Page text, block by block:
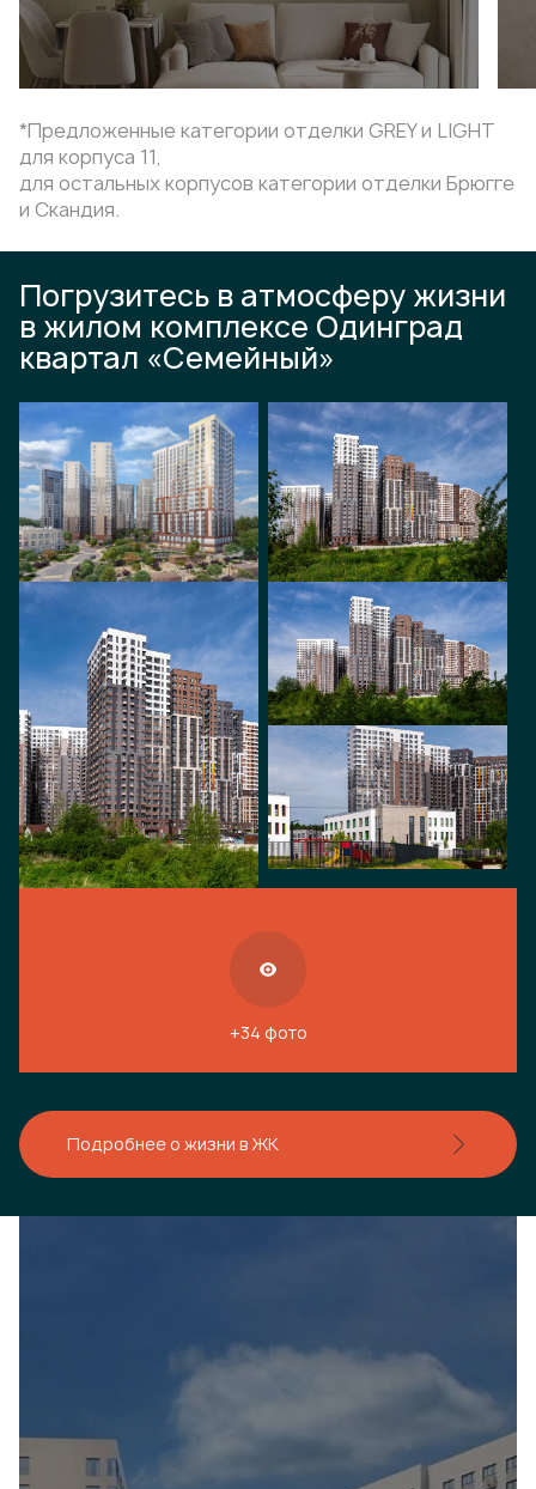
*Предложенные категории отделки GREY и LIGHT
для корпуса 11,
для остальных корпусов категории отделки Брюгге
и Скандия.
Погрузитесь в атмосферу жизни
в жилом комплексе Одинград
квартал «Семейный»
+34 фото
Подробнее о жизни в ЖК